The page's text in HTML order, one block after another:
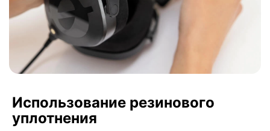
Использование резинового
уплотнения